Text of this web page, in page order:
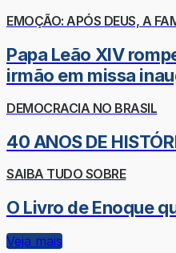
EMOÇÃO: APÓS DEUS, A
Papa Leão XIV
irmão em missa
DEMOCRACIA NO BRASIL
40 ANOS DE
SAIBA TUDO SOBRE
O Livro de Enoque
Veja mais